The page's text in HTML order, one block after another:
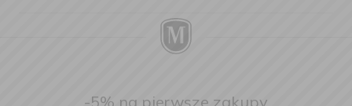
-5% na pierwsze zakupy